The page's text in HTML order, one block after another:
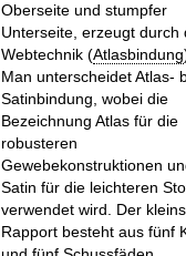
Oberseite und stumpfer
Unterseite, erzeugt durch
Webtechnik (Atlasbindung
Man unterscheidet Atlas-
Satinbindung, wobei die
Bezeichnung Atlas für die
robusteren
Gewebekonstruktionen
Satin für die leichteren
verwendet wird. Der
Rapport besteht aus fünf